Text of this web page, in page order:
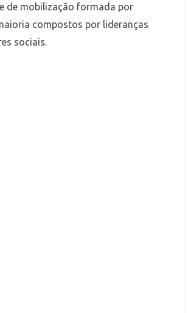
de mobilização formada por
compostos por lideranças
sociais.